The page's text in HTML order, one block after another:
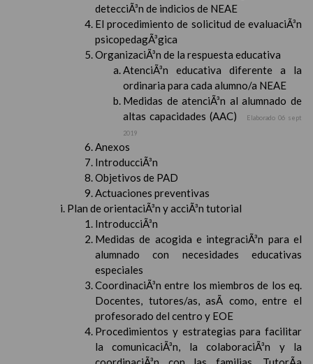
detecciÃ³n de indicios de NEAE
El procedimiento de solicitud de evaluaciÃ³n
psicopedagÃ³gica
OrganizaciÃ³n de la respuesta educativa
AtenciÃ³n educativa diferente a la
ordinaria para cada alumno/a NEAE
Medidas de atenciÃ³n al alumnado de
altas capacidades (AAC)
Elaborado 06 sept
2019
Anexos
IntroducciÃ³n
Objetivos de PAD
Actuaciones preventivas
Plan de orientaciÃ³n y acciÃ³n tutorial
IntroducciÃ³n
Medidas de acogida e integraciÃ³n para el
alumnado con necesidades educativas
especiales
CoordinaciÃ³n entre los miembros de los eq.
Docentes, tutores/as, asÃ­ como, entre el
profesorado del centro y EOE
Procedimientos y estrategias para facilitar
la comunicaciÃ³n, la colaboraciÃ³n y la